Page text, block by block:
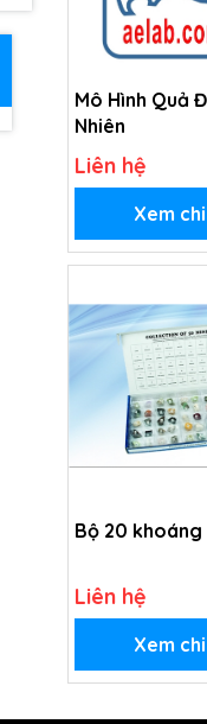
Mô Hình Quả
Nhiên
Liên hệ
Xem
Bộ 20
Liên hệ
Xem